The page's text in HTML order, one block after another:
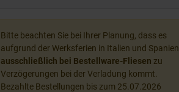
Bitte beachten Sie bei Ihrer Planung, dass es
aufgrund der Werksferien in Italien und Spanien
ausschließlich bei Bestellware-Fliesen zu
Verzögerungen bei der Verladung kommt.
Bezahlte Bestellungen bis zum 25.07.2026